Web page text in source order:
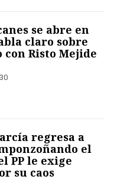
se abre en
claro sobre
con Risto Mejide
regresa a
el
PP le exige
su caos